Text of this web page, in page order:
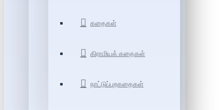
கதைகள்
கிராமியக் கதைகள்
நாட்டுப்புறகதைகள்